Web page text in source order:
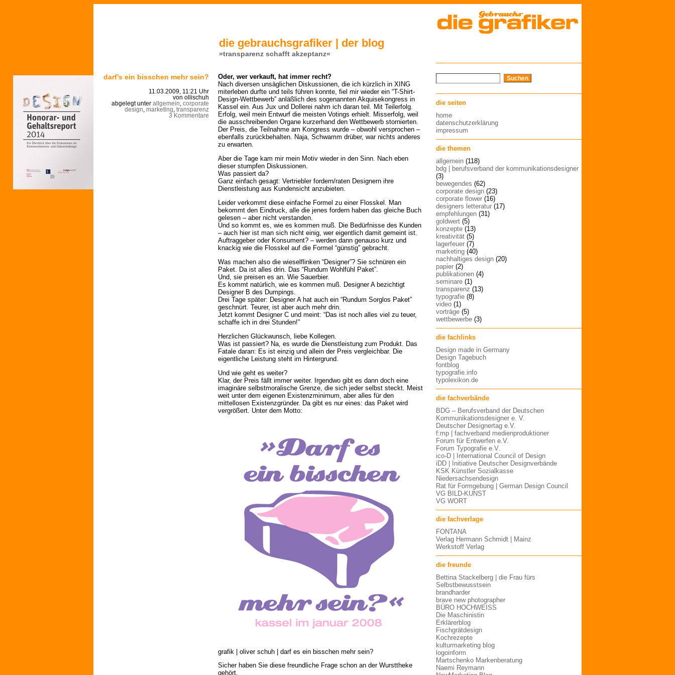
die gebrauchsgrafiker | der blog
»transparenz schafft akzeptanz«
darf’s ein bisschen mehr sein?
11.03.2009, 11:21 Uhr
von ollischuh
abgelegt unter allgemein corporate
design marketing transparenz
3 Kommentare
Oder, wer verkauft, hat immer recht?
Nach diversen unsäglichen Diskussionen, die ich kürzlich in XING
miterleben durfte und teils führen konnte, fiel mir wieder ein “T-Shirt-
Design-Wettbewerb” anläßlich des sogenannten Akquisekongress in
Kassel ein. Aus Jux und Dollerei nahm ich daran teil. Mit Teilerfolg.
Erfolg, weil mein Entwurf die meisten Votings erhielt. Misserfolg, weil
die ausschreibenden Organe kurzerhand den Wettbewerb stornierten.
Der Preis, die Teilnahme am Kongress wurde – obwohl versprochen –
ebenfalls zurückbehalten. Naja, Schwamm drüber, war nichts anderes
zu erwarten.
Aber die Tage kam mir mein Motiv wieder in den Sinn. Nach eben
dieser stumpfen Diskussionen.
Was passiert da?
Ganz einfach gesagt: Vertriebler fordern/raten Designern ihre
Dienstleistung aus Kundensicht anzubieten.
Leider verkommt diese einfache Formel zu einer Flosskel. Man
bekommt den Eindruck, alle die jenes fordern haben das gleiche Buch
gelesen – aber nicht verstanden.
Und so kommt es, wie es kommen muß. Die Bedürfnisse des Kunden
– auch hier ist man sich nicht einig, wer eigentlich damit gemeint ist.
Auftraggeber oder Konsument? – werden dann genauso kurz und
knackig wie die Flosskel auf die Formel “günstig” gebracht.
Was machen also die wieselflinken “Designer”? Sie schnüren ein
Paket. Da ist alles drin. Das “Rundum Wohlfühl Paket”.
Und, sie preisen es an. Wie Sauerbier.
Es kommt natürlich, wie es kommen muß. Designer A bezichtigt
Designer B des Dumpings.
Drei Tage später: Designer A hat auch ein “Rundum Sorglos Paket”
geschnürt. Teurer, ist aber auch mehr drin.
Jetzt kommt Designer C und meint: “Das ist noch alles viel zu teuer,
schaffe ich in drei Stunden!”
Herzlichen Glückwunsch, liebe Kollegen.
Was ist passiert? Na, es wurde die Dienstleistung zum Produkt. Das
Fatale daran: Es ist einzig und allein der Preis vergleichbar. Die
eigentliche Leistung steht im Hintergrund.
Und wie geht es weiter?
Klar, der Preis fällt immer weiter. Irgendwo gibt es dann doch eine
imaginäre selbstmoralische Grenze, die sich jeder selbst steckt. Meist
weit unter dem eigenen Existenzminimum, aber alles für den
mittellosen Existenzgründer. Da gibt es nur eines: das Paket wird
vergrößert. Unter dem Motto:
grafik | oliver schuh | darf es ein bisschen mehr sein?
Sicher haben Sie diese freundliche Frage schon an der Wursttheke
gehört.
die seiten
home
datenschutzerklärung
impressum
die themen
allgemein (118)
bdg | berufsverband der kommunikationsdesigner
(3)
bewegendes (62)
corporate design (23)
corporate flower (16)
designers letteratur (17)
empfehlungen (31)
goldwert (5)
konzepte (13)
kreativität (5)
lagerfeuer (7)
marketing (40)
nachhaltiges design (20)
papier (2)
publikationen (4)
seminare (1)
transparenz (13)
typografie (8)
video (1)
vorträge (5)
wettbewerbe (3)
die fachlinks
Design made in Germany
Design Tagebuch
fontblog
typografie.info
typolexikon.de
die fachverbände
BDG – Berufsverband der Deutschen
Kommunikationsdesigner e. V.
Deutscher Designertag e.V.
f:mp | fachverband medienproduktioner
Forum für Entwerfen e.V.
Forum Typografie e.V.
ico-D | International Council of Design
iDD | Initiative Deutscher Designverbände
KSK Künstler Sozialkasse
Niedersachsendesign
Rat für Formgebung | German Design Council
VG BILD-KUNST
VG WORT
die fachverlage
FONTANA
Verlag Hermann Schmidt | Mainz
Werkstoff Verlag
die freunde
Bettina Stackelberg | die Frau fürs
Selbstbewusstsein
brandharder
brave new photographer
BÜRO HOCHWEISS
Die Maschinistin
Erklärerblog
Fischgrätdesign
Kochrezepte
kulturmarketing blog
logoinform
Martschenko Markenberatung
Naemi Reymann